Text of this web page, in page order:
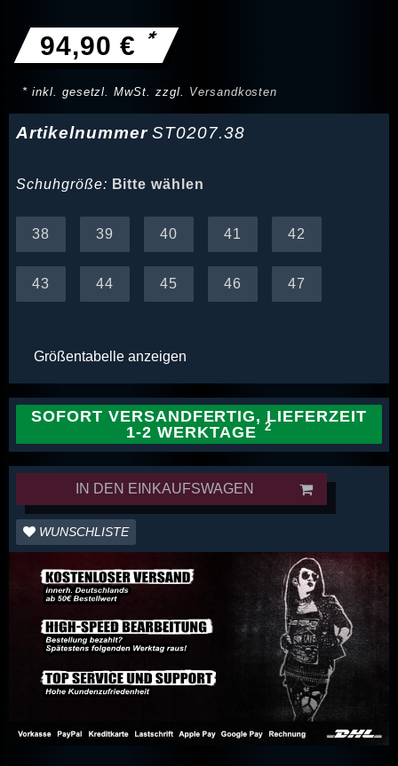
94,90 € *
* inkl. gesetzl. MwSt. zzgl. Versandkosten
ArtikelnummerST0207.38
Schuhgröße: Bitte wählen
38 39 40 41 42
43 44 45 46 47
Größentabelle anzeigen
SOFORT VERSANDFERTIG, LIEFERZEIT
1-2 WERKTAGE
IN DEN EINKAUFSWAGEN
WUNSCHLISTE